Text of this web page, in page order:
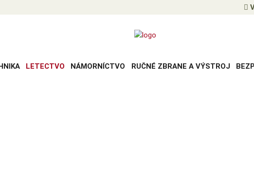
LETECTVO NÁMORNÍCTVO RUČNÉ ZBRANE A VÝSTROJ